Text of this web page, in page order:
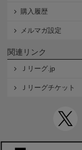
購入履歴
メルマガ設定
関連リンク
Ｊリーグ.jp
Ｊリーグチケット